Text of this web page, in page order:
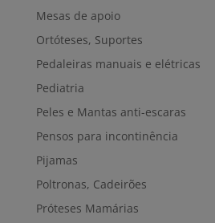
Mesas de apoio
Ortóteses, Suportes
Pedaleiras manuais e elétricas
Pediatria
Peles e Mantas anti-escaras
Pensos para incontinência
Pijamas
Poltronas, Cadeirões
Próteses Mamárias